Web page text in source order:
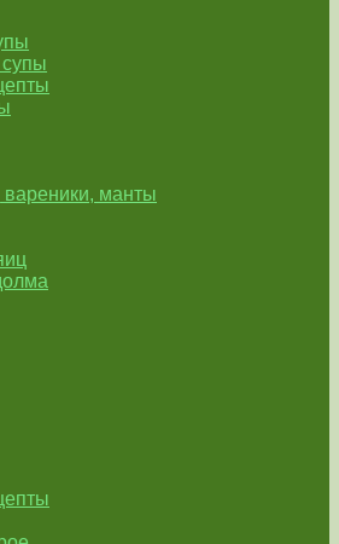
манты